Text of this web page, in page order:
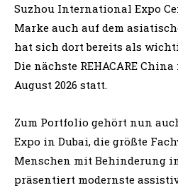
Suzhou International Expo
Marke auch auf dem
hat sich dort bereits als
Die nächste REHACARE China
August 2026 statt.
Zum Portfolio gehört nun
Expo in Dubai, die größte
Menschen mit Behinderung
präsentiert modernste